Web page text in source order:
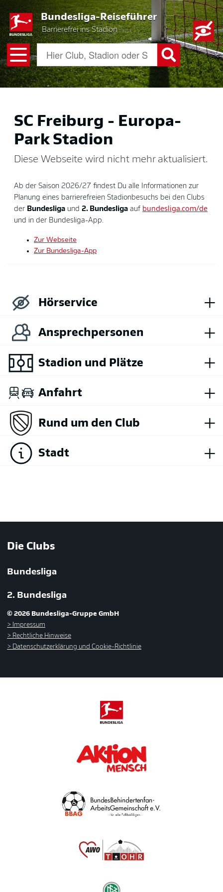
to
main
content
Bundesliga-Reiseführer
Barrierefrei ins Stadion
SC Freiburg - Europa-
Park Stadion
Diese Webseite wird nicht mehr aktualisiert.
Ab der Saison 2026/27 findest Du alle Informationen zur
Planung eines barrierefreien Stadionbesuchs bei den Clubs
der Bundesliga und 2. Bundesliga auf bundesliga.com/de
und in der Bundesliga-App.
Zur Webseite
Zur Bundesliga-App
Hörservice +
Ansprechpersonen +
Stadion und Plätze +
Anfahrt +
Rund um den Club +
Stadt +
Die Clubs
Bundesliga
2. Bundesliga
© 2026 Bundesliga-Gruppe GmbH
Impressum
Rechtliche Hinweise
Datenschutzerklärung und Cookie-Richtlinie